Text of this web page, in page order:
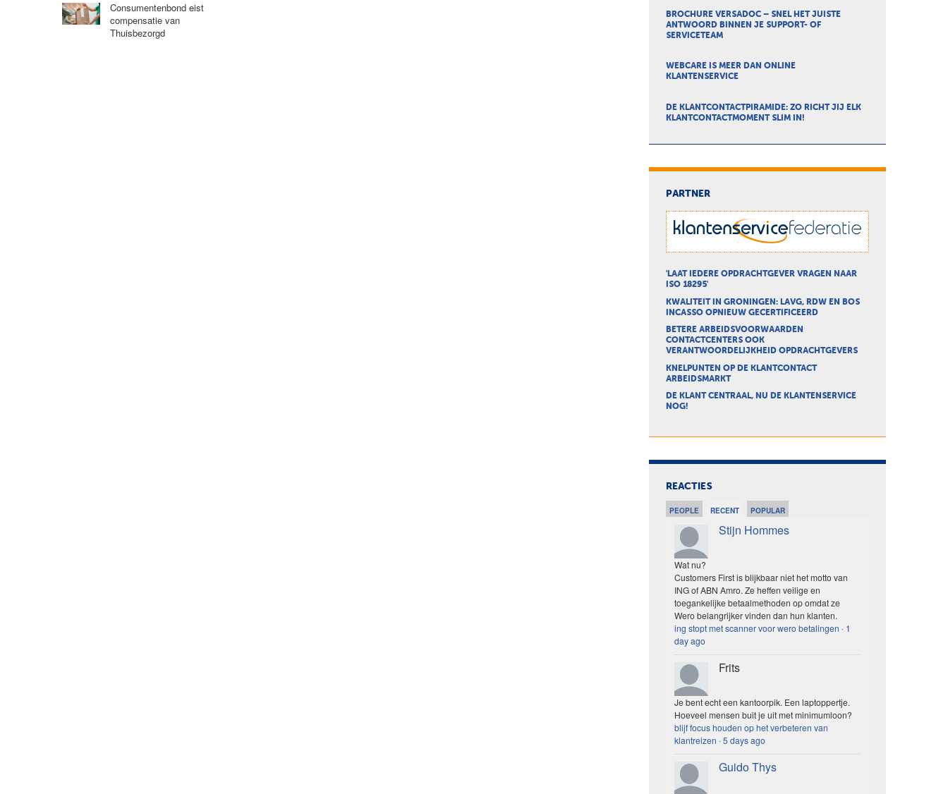
Consumentenbond eist
compensatie van
Thuisbezorgd
BROCHURE VERSADOC – SNEL HET JUISTE
ANTWOORD BINNEN JE SUPPORT- OF
SERVICETEAM
WEBCARE IS MEER DAN ONLINE
KLANTENSERVICE
DE KLANTCONTACTPIRAMIDE: ZO RICHT JIJ ELK
KLANTCONTACTMOMENT SLIM IN!
PARTNER
'LAAT IEDERE OPDRACHTGEVER VRAGEN NAAR
ISO 18295'
KWALITEIT IN GRONINGEN: LAVG, RDW EN BOS
INCASSO OPNIEUW GECERTIFICEERD
BETERE ARBEIDSVOORWAARDEN
CONTACTCENTERS OOK
VERANTWOORDELIJKHEID OPDRACHTGEVERS
KNELPUNTEN OP DE KLANTCONTACT
ARBEIDSMARKT
DE KLANT CENTRAAL, NU DE KLANTENSERVICE
NOG!
REACTIES
PEOPLE RECENT POPULAR
Stijn Hommes
Wat nu?
Customers First is blijkbaar niet het motto van
ING of ABN Amro. Ze heffen veilige en
toegankelijke betaalmethoden op omdat ze
Wero belangrijker vinden dan hun klanten.
ing stopt met scanner voor wero betalingen · 1
day ago
Frits
Je bent echt een kantoorpik. Een laptoppertje.
Hoeveel mensen buit je uit met minimumloon?
blijf focus houden op het verbeteren van
klantreizen ·5 days ago
Guido Thys